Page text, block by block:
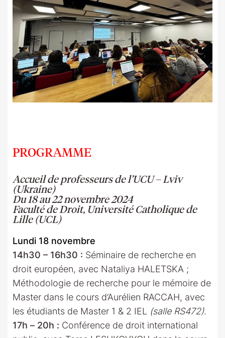
PROGRAMME
Accueil de professeurs de l’UCU – Lviv
(Ukraine)
Du 18 au 22 novembre 2024
Faculté de Droit, Université Catholique de
Lille (UCL)
Lundi 18 novembre
14h30 – 16h30 : Séminaire de recherche en
droit européen, avec Nataliya HALETSKA ;
Méthodologie de recherche pour le mémoire de
Master dans le cours d’Aurélien RACCAH, avec
les étudiants de Master 1 & 2 IEL
(salle RS472).
17h – 20h : Conférence de droit international